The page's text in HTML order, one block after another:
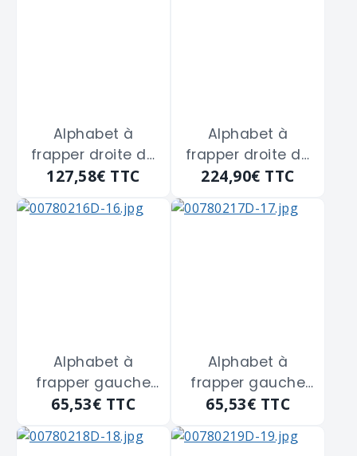
Alphabet à
frapper droite de
6 m/m
127,58€ TTC
Alphabet à
frapper droite de
8 m/m
224,90€ TTC
Alphabet à
frapper gauche
de 2 m/m
65,53€ TTC
Alphabet à
frapper gauche
de 3 m/m
65,53€ TTC